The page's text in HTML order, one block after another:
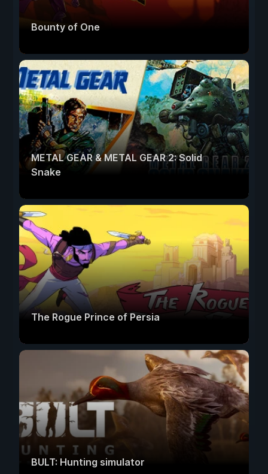
Bounty of One
METAL GEAR & METAL GEAR 2: Solid
Snake
The Rogue Prince of Persia
BULT: Hunting simulator